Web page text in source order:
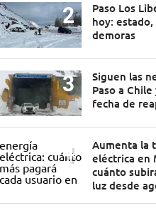
Paso Los
hoy:
demoras
Siguen las
Paso a
fecha de
Aumenta la
eléctrica en
cuánto
luz desde